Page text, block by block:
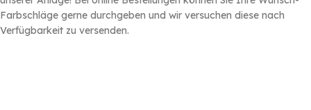
Farbschläge gerne durchgeben und wir versuchen diese nach
Verfügbarkeit zu versenden.